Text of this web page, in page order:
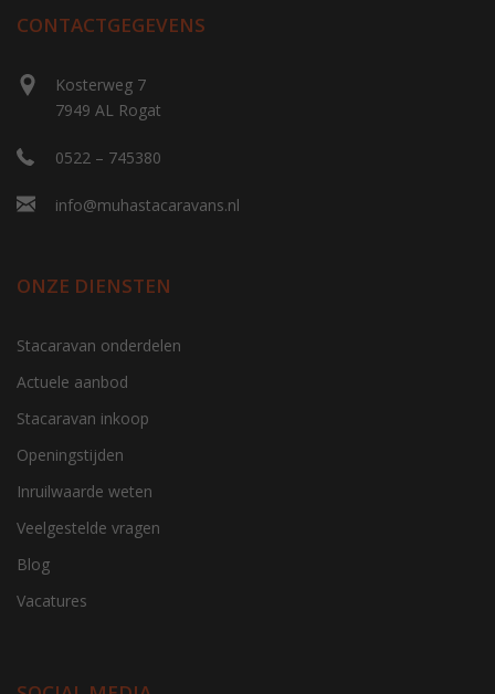
CONTACTGEGEVENS
Kosterweg 7
7949 AL Rogat
0522 – 745380
info@muhastacaravans.nl
ONZE DIENSTEN
Stacaravan onderdelen
Actuele aanbod
Stacaravan inkoop
Openingstijden
Inruilwaarde weten
Veelgestelde vragen
Blog
Vacatures